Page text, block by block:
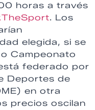
horas a través
. Los
elegida, si se
Campeonato
federado por
Deportes de
en otra
precios oscilan